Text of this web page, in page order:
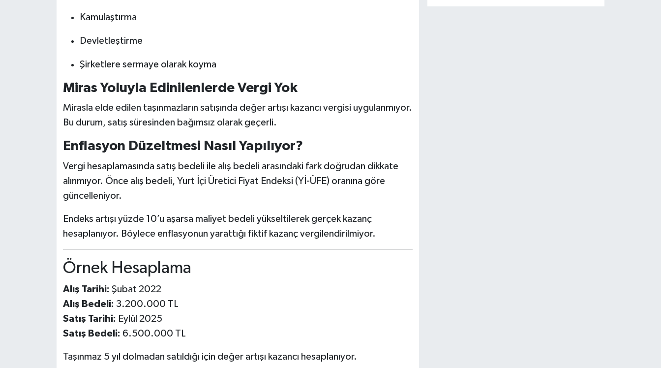
Kamulaştırma
Devletleştirme
Şirketlere sermaye olarak koyma
Miras Yoluyla Edinilenlerde Vergi Yok
Mirasla elde edilen taşınmazların satışında değer artışı kazancı vergisi uygulanmıyor.
Bu durum, satış süresinden bağımsız olarak geçerli.
Enflasyon Düzeltmesi Nasıl Yapılıyor?
Vergi hesaplamasında satış bedeli ile alış bedeli arasındaki fark doğrudan dikkate
alınmıyor. Önce alış bedeli, Yurt İçi Üretici Fiyat Endeksi (Yİ-ÜFE) oranına göre
güncelleniyor.
Endeks artışı yüzde 10’u aşarsa maliyet bedeli yükseltilerek gerçek kazanç
hesaplanıyor. Böylece enflasyonun yarattığı fiktif kazanç vergilendirilmiyor.
Örnek Hesaplama
Alış Tarihi: Şubat 2022
Alış Bedeli: 3.200.000 TL
Satış Tarihi: Eylül 2025
Satış Bedeli: 6.500.000 TL
Taşınmaz 5 yıl dolmadan satıldığı için değer artışı kazancı hesaplanıyor.